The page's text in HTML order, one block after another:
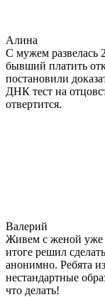
Алина
С мужем развелась
бывший платить
постановили
ДНК тест на
отвертится.
Валерий
Живем с женой уже
итоге решил
анонимно. Ребята
нестандартные
что делать!